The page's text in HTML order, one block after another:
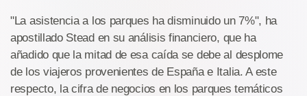
"La asistencia a los parques ha disminuido un 7%", ha
apostillado Stead en su análisis financiero, que ha
añadido que la mitad de esa caída se debe al desplome
de los viajeros provenientes de España e Italia. A este
respecto, la cifra de negocios en los parques temáticos